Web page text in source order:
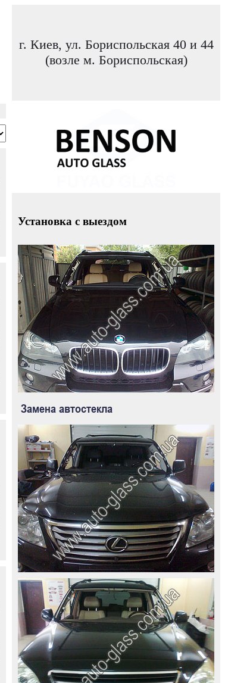
г. Киев, ул. Бориспольская 40 и 44
(возле м. Бориспольская)
Установка с выездом
Замена автостекла